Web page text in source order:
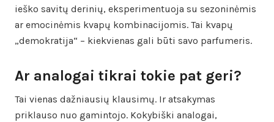
ieško savitų derinių, eksperimentuoja su sezoninėmis
ar emocinėmis kvapų kombinacijomis. Tai kvapų
„demokratija“ – kiekvienas gali būti savo parfumeris.
Ar analogai tikrai tokie pat geri?
Tai vienas dažniausių klausimų. Ir atsakymas
priklauso nuo gamintojo. Kokybiški analogai,